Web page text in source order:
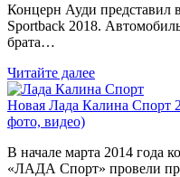
Концерн Ауди представил
Sportback 2018.
брата…
Читайте далее
Новая Лада Калина Спорт
фото, видео)
В начале марта 2014
«ЛАДА Спорт» провели